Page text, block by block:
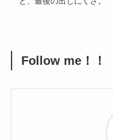
Follow me！！